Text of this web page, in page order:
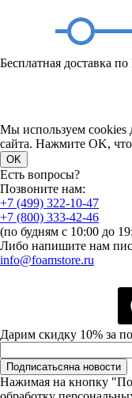
Бесплатная доставка
Мы используем cookies
сайта. Нажмите OK,
OK
Есть вопросы?
Позвоните нам:
+7 (499) 322-10-47
+7 (800) 333-42-46
(по будням с 10:00 до
Либо напишите нам
info@foamstore.ru
Дарим скидку 10% за
Подписатьсяна новости
Нажимая на кнопку